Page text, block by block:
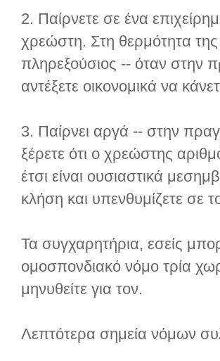
2. Παίρνετε σε ένα
χρεώστη. Στη θερμότητα της
πληρεξούσιος -- όταν στην
αντέξετε οικονομικά να
3. Παίρνει αργά -- στην
ξέρετε ότι ο χρεώστης
έτσι είναι ουσιαστικά
κλήση και υπενθυμίζετε σε
Τα συγχαρητήρια, εσείς
ομοσπονδιακό νόμο τρία
μηνυθείτε για τον.
Λεπτότερα σημεία νόμων